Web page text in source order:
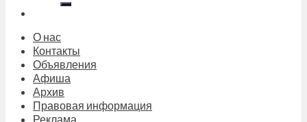
О нас
Контакты
Объявления
Афиша
Архив
Правовая информация
Реклама